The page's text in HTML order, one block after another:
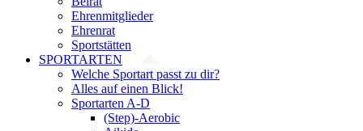
Ehrenmitglieder
Ehrenrat
Sportstätten
SPORTARTEN
Welche Sportart passt zu dir?
Alles auf einen Blick!
Sportarten A-D
(Step)-Aerobic